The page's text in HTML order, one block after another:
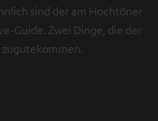
sind der am Hochtöner
Guide. Zwei Dinge, die der